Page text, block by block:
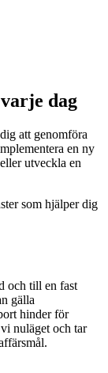
dag
att genomföra
en ny
utveckla en
som hjälper dig
och till en fast
gälla
hinder för
nuläget och tar